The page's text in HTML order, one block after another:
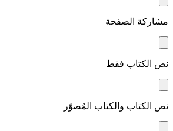
مشاركة الصفحة
نص الكتاب فقط
نص الكتاب والكتاب المُصوّر